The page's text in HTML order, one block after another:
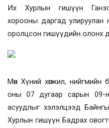
Их Хурлын гишүүн
хорооны даргад улируулан
оролцсон гишүүдийн олонх
Мөн Хүний хөгжил,
оны 07 дугаар сарын 09-
асуудлыг хэлэлцээд
Хурлын гишүүн Бадрах